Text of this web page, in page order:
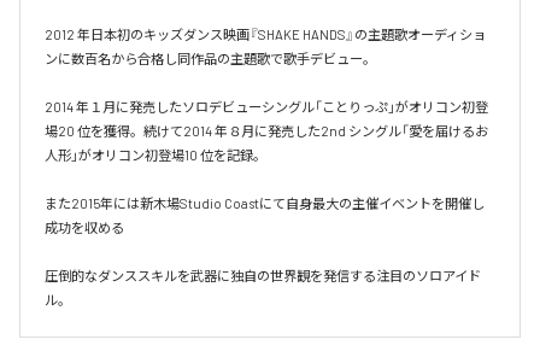
2012 年日本初のキッズダンス映画『SHAKE HANDS』の主題歌オーディショ
ンに数百名から合格し同作品の主題歌で歌手デビュー。
2014 年１月に発売したソロデビューシングル「ことりっぷ」がオリコン初登
場20 位を獲得。続けて2014 年８月に発売した2nd シングル「愛を届けるお
人形」がオリコン初登場10 位を記録。
また2015年には新木場Studio Coastにて自身最大の主催イベントを開催し
成功を収める
圧倒的なダンススキルを武器に独自の世界観を発信する注目のソロアイド
ル。